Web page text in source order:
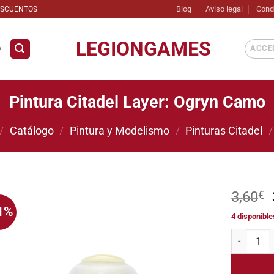
Blog Aviso legal
LEGIONGAMES
Pintura Citadel Layer: Ogryn Camo
/ Catálogo / Pintura y Modelismo / Pinturas Citadel /
3,60€
4
Pintura